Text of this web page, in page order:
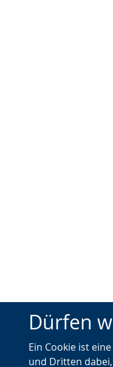
Dürfen
Ein Cookie ist
und Dritten